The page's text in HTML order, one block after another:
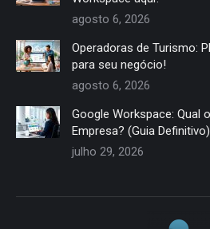
agosto 6, 2026
Operadoras de Turismo:
para seu negócio!
agosto 6, 2026
Google Workspace: Qual
Empresa? (Guia Definitivo)
julho 29, 2026